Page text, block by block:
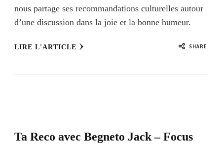
nous partage ses recommandations culturelles autour
d’une discussion dans la joie et la bonne humeur.
LIRE L'ARTICLE SHARE
Ta Reco avec Begneto Jack – Focus